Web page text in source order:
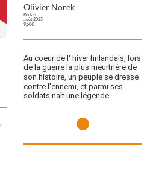
Olivier Norek
Pocket
août 2025
9,60€
Au coeur de l' hiver finlandais, lors
de la guerre la plus meurtrière de
son histoire, un peuple se dresse
contre l'ennemi, et parmi ses
soldats naît une légende.